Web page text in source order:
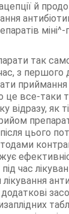
й
так
з першого
приймання
це все-таки
відразу, як
цього
час